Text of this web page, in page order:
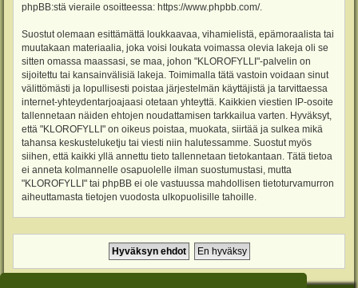
phpBB:stä vieraile osoitteessa: https://www.phpbb.com/.
Suostut olemaan esittämättä loukkaavaa, vihamielistä, epämoraalista tai
muutakaan materiaalia, joka voisi loukata voimassa olevia lakeja oli se
sitten omassa maassasi, se maa, johon "KLOROFYLLI"-palvelin on
sijoitettu tai kansainvälisiä lakeja. Toimimalla tätä vastoin voidaan sinut
välittömästi ja lopullisesti poistaa järjestelmän käyttäjistä ja tarvittaessa
internet-yhteydentarjoajaasi otetaan yhteyttä. Kaikkien viestien IP-osoite
tallennetaan näiden ehtojen noudattamisen tarkkailua varten. Hyväksyt,
että "KLOROFYLLI" on oikeus poistaa, muokata, siirtää ja sulkea mikä
tahansa keskusteluketju tai viesti niin halutessamme. Suostut myös
siihen, että kaikki yllä annettu tieto tallennetaan tietokantaan. Tätä tietoa
ei anneta kolmannelle osapuolelle ilman suostumustasi, mutta
"KLOROFYLLI" tai phpBB ei ole vastuussa mahdollisen tietoturvamurron
aiheuttamasta tietojen vuodosta ulkopuolisille tahoille.